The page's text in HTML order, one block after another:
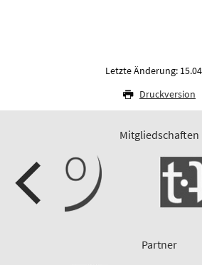
Letzte Änderung:
Druckversion
Mitgliedschaften
Partner